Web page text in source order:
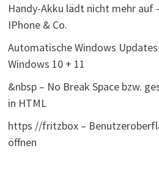
Handy-Akku lädt nicht mehr auf
IPhone & Co.
Automatische Windows
Windows 10 + 11
&nbsp – No Break Space bzw.
in HTML
https //fritzbox –
öffnen